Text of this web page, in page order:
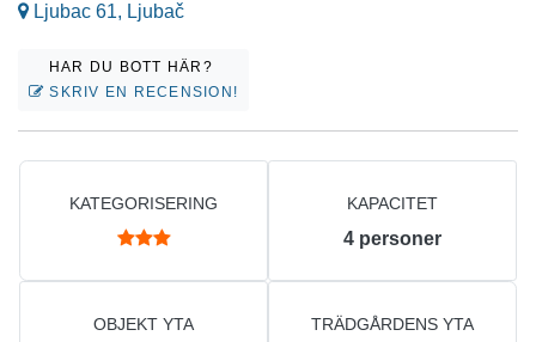
Ljubac 61, Ljubač
HAR DU BOTT HÄR?
SKRIV EN RECENSION!
KATEGORISERING KAPACITET
4 personer
OBJEKT YTA TRÄDGÅRDENS YTA